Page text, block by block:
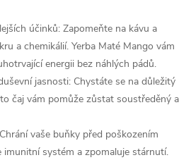
účinků: Zapomeňte na kávu a
a chemikálií. Yerba Maté Mango vám
energii bez náhlých pádů.
jasnosti: Chystáte se na důležitý
čaj vám pomůže zůstat soustředěný a
vaše buňky před poškozením
imunitní systém a zpomaluje stárnutí.